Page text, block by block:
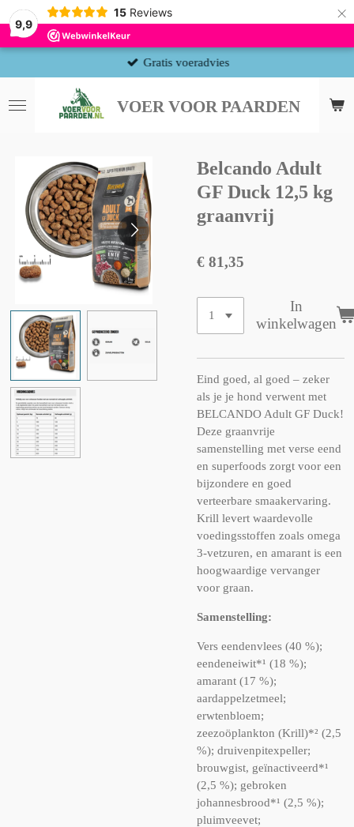
9,9
15 Reviews ×
VOER VOOR PAARDEN
Gratis voeradvies
Belcando Adult
GF Duck 12,5 kg
graanvrij
€ 81,35
In
winkelwagen
Eind goed, al goed – zeker
als je je hond verwent met
BELCANDO Adult GF Duck!
Deze graanvrije
samenstelling met verse eend
en superfoods zorgt voor een
bijzondere en goed
verteerbare smaakervaring.
Krill levert waardevolle
voedingsstoffen zoals omega
3-vetzuren, en amarant is een
hoogwaardige vervanger
voor graan.
Samenstelling:
Vers eendenvlees (40 %);
eendeneiwit*¹ (18 %);
amarant (17 %);
aardappelzetmeel;
erwtenbloem;
zeezoöplankton (Krill)*² (2,5
%); druivenpitexpeller;
brouwgist, geïnactiveerd*¹
(2,5 %); gebroken
johannesbrood*¹ (2,5 %);
pluimveevet;